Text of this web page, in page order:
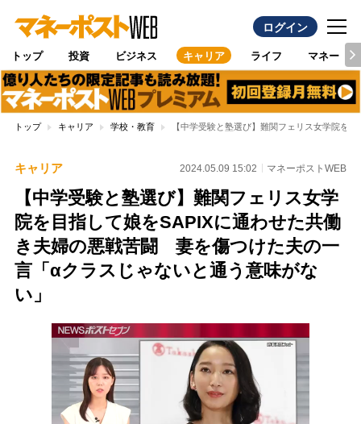
ログイン
トップ 投資 ビジネス キャリア ライフ マネー
トップ キャリア 学校・教育 【中学受験と塾選び】難関フェリス女学院を
キャリア 2024.05.09 15:02 マネーポストWEB
【中学受験と塾選び】難関フェリス女学
院を目指して娘をSAPIXに通わせた共働
き夫婦の悪戦苦闘 妻を傷つけた夫の一
言「αクラスじゃないと通う意味がな
い」